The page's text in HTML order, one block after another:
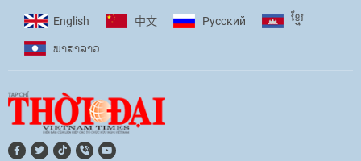
cùng thanh thiếu nhi tiên phong ứng
phó với biến đổi khí hậu
17:07|09/06/2026
[Video] Lào dành ưu tiên hàng đầu cho
quan hệ với Việt Nam
11:01 |09/06/2026
English 中文 Pусский ខ្មែរ
ພາ​ສາ​ລາວ